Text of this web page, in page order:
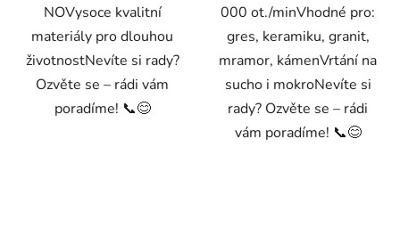
NOVysoce kvalitní
materiály pro dlouhou
životnostNevíte si rady?
Ozvěte se – rádi vám
poradíme! 📞😊
000 ot./minVhodné pro:
gres, keramiku, granit,
mramor, kámenVrtání na
sucho i mokroNevíte si
rady? Ozvěte se – rádi
vám poradíme! 📞😊